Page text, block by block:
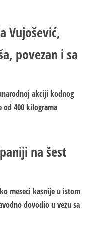
Vujošević,
povezan i sa
akciji kodnog
od 400 kilograma
na šest
meseci kasnije u istom
dovodio u vezu sa